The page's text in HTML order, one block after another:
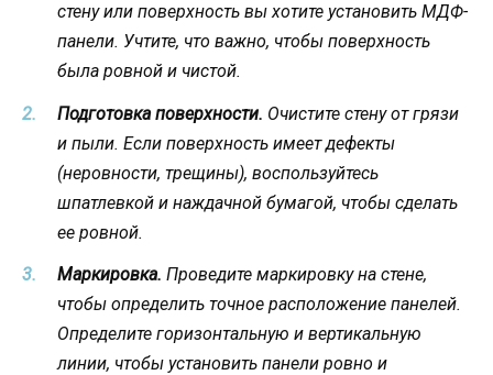
стену или поверхность вы хотите установить МДФ-
панели. Учтите, что важно, чтобы поверхность
была ровной и чистой.
Подготовка поверхности. Очистите стену от грязи
и пыли. Если поверхность имеет дефекты
(неровности, трещины), воспользуйтесь
шпатлевкой и наждачной бумагой, чтобы сделать
ее ровной.
Маркировка. Проведите маркировку на стене,
чтобы определить точное расположение панелей.
Определите горизонтальную и вертикальную
линии, чтобы установить панели ровно и